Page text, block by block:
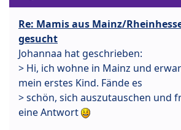
Re: Mamis aus Mainz/
gesucht
Johannaa hat geschrieben:
> Hi, ich wohne in Mainz und
mein erstes Kind. Fände es
> schön, sich auszutauschen und
eine Antwort